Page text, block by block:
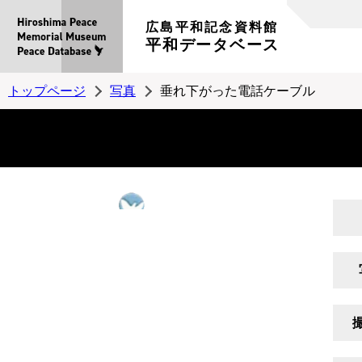
広島平和記念資料館
平和データベース
トップページ 写真 垂れ下がった電話ケーブル